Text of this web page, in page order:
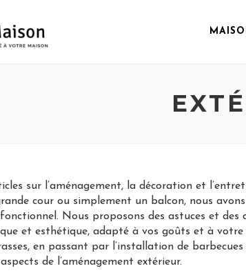
sur l’aménagement, la décoration et
cour ou simplement un balcon, nous
Nous proposons des astuces et des
et esthétique, adapté à vos goûts et à
en passant par l’installation de
de l’aménagement extérieur.